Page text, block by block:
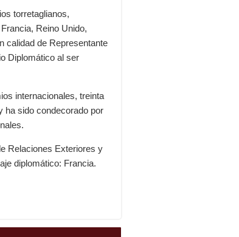
torretaglianos,
Reino Unido,
calidad de Representante
Diplomático al ser
internacionales, treinta
ha sido condecorado por
Relaciones Exteriores y
diplomático: Francia.